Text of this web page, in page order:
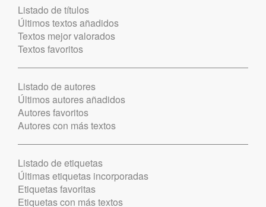
Listado de títulos
Últimos textos añadidos
Textos mejor valorados
Textos favoritos
Listado de autores
Últimos autores añadidos
Autores favoritos
Autores con más textos
Listado de etiquetas
Últimas etiquetas incorporadas
Etiquetas favoritas
Etiquetas con más textos